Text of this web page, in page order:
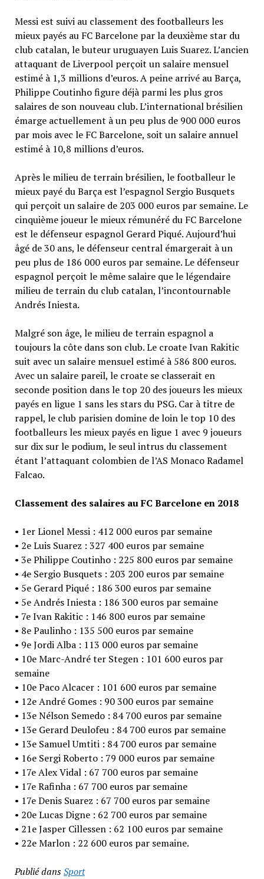
Messi est suivi au classement des footballeurs les
mieux payés au FC Barcelone par la deuxième star du
club catalan, le buteur uruguayen Luis Suarez. L’ancien
attaquant de Liverpool perçoit un salaire mensuel
estimé à 1,3 millions d’euros. A peine arrivé au Barça,
Philippe Coutinho figure déjà parmi les plus gros
salaires de son nouveau club. L’international brésilien
émarge actuellement à un peu plus de 900 000 euros
par mois avec le FC Barcelone, soit un salaire annuel
estimé à 10,8 millions d’euros.
Après le milieu de terrain brésilien, le footballeur le
mieux payé du Barça est l’espagnol Sergio Busquets
qui perçoit un salaire de 203 000 euros par semaine. Le
cinquième joueur le mieux rémunéré du FC Barcelone
est le défenseur espagnol Gerard Piqué. Aujourd’hui
âgé de 30 ans, le défenseur central émargerait à un
peu plus de 186 000 euros par semaine. Le défenseur
espagnol perçoit le même salaire que le légendaire
milieu de terrain du club catalan, l’incontournable
Andrés Iniesta.
Malgré son âge, le milieu de terrain espagnol a
toujours la côte dans son club. Le croate Ivan Rakitic
suit avec un salaire mensuel estimé à 586 800 euros.
Avec un salaire pareil, le croate se classerait en
seconde position dans le top 20 des joueurs les mieux
payés en ligue 1 sans les stars du PSG. Car à titre de
rappel, le club parisien domine de loin le top 10 des
footballeurs les mieux payés en ligue 1 avec 9 joueurs
sur dix sur le podium, le seul intrus du classement
étant l’attaquant colombien de l’AS Monaco Radamel
Falcao.
Classement des salaires au FC Barcelone en 2018
• 1er Lionel Messi : 412 000 euros par semaine
• 2e Luis Suarez : 327 400 euros par semaine
• 3e Philippe Coutinho : 225 800 euros par semaine
• 4e Sergio Busquets : 203 200 euros par semaine
• 5e Gerard Piqué : 186 300 euros par semaine
• 5e Andrés Iniesta : 186 300 euros par semaine
• 7e Ivan Rakitic : 146 800 euros par semaine
• 8e Paulinho : 135 500 euros par semaine
• 9e Jordi Alba : 113 000 euros par semaine
• 10e Marc-André ter Stegen : 101 600 euros par
semaine
• 10e Paco Alcacer : 101 600 euros par semaine
• 12e André Gomes : 90 300 euros par semaine
• 13e Nélson Semedo : 84 700 euros par semaine
• 13e Gerard Deulofeu : 84 700 euros par semaine
• 13e Samuel Umtiti : 84 700 euros par semaine
• 16e Sergi Roberto : 79 000 euros par semaine
• 17e Alex Vidal : 67 700 euros par semaine
• 17e Rafinha : 67 700 euros par semaine
• 17e Denis Suarez : 67 700 euros par semaine
• 20e Lucas Digne : 62 700 euros par semaine
• 21e Jasper Cillessen : 62 100 euros par semaine
• 22e Marlon : 22 600 euros par semaine.
Publié dansSport